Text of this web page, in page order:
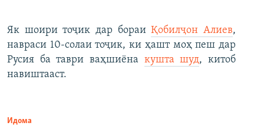
Як шоири тоҷик дар бораиҚобилҷон Алиев,
навраси 10-солаи тоҷик, ки ҳашт моҳ пеш дар
Русия ба таври ваҳшиёна кушта шуд, китоб
навиштааст.
Идома